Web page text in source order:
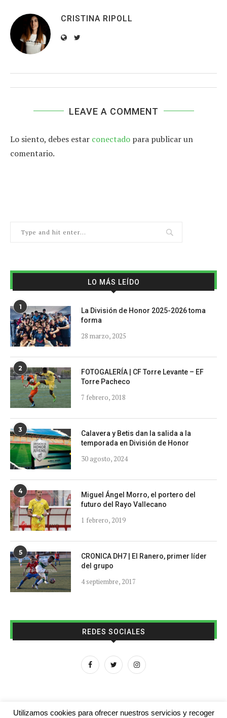
CRISTINA RIPOLL
LEAVE A COMMENT
Lo siento, debes estar conectado para publicar un
comentario.
LO MÁS LEÍDO
1
La División de Honor 2025-2026 toma
forma
28 marzo, 2025
2
FOTOGALERÍA | CF Torre Levante – EF
Torre Pacheco
7 febrero, 2018
3
Calavera y Betis dan la salida a la
temporada en División de Honor
30 agosto, 2024
4
Miguel Ángel Morro, el portero del
futuro del Rayo Vallecano
1 febrero, 2019
5
CRONICA DH7 | El Ranero, primer líder
del grupo
4 septiembre, 2017
REDES SOCIALES
Utilizamos cookies para ofrecer nuestros servicios y recoger